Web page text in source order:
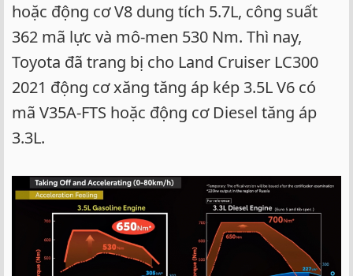
hoặc động cơ V8 dung tích 5.7L, công suất
362 mã lực và mô-men 530 Nm. Thì nay,
Toyota đã trang bị cho Land Cruiser LC300
2021 động cơ xăng tăng áp kép 3.5L V6 có
mã V35A-FTS hoặc động cơ Diesel tăng áp
3.3L.